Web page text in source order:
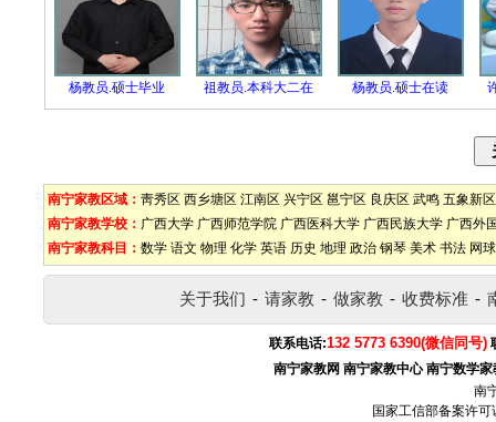
杨教员.硕士毕业 祖教员.本科大二在 杨教员.硕士在读
南宁家教区域： 靑秀区 西乡塘区 江南区 兴宁区 邕宁区 良庆区 武鸣 五象新区
南宁家教学校： 广西大学 广西师范学院 广西医科大学 广西民族大学 广西外
南宁家教科目： 数学 语文 物理 化学 英语 历史 地理 政治 钢琴 美术 书法 网球
关于我们 - 请家教 - 做家教 - 收费标准 -
联系电话:132 5773 6390(微信同号)
南宁家教网 南宁家教中心 南宁数学家
南
国家工信部备案许可